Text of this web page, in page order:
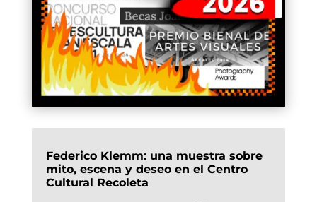
Federico Klemm: una muestra sobre
mito, escena y deseo en el Centro
Cultural Recoleta